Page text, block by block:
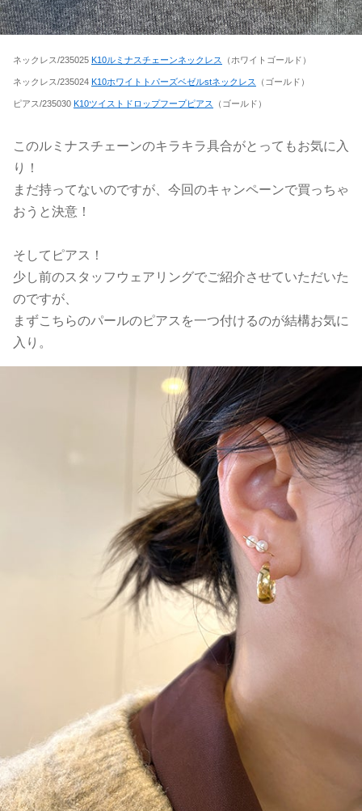
ネックレス/235025 K10ルミナスチェーンネックレス （ホワイトゴールド）
ネックレス/235024 K10ホワイトトパーズベゼルstネックレス （ゴールド）
ピアス/235030 K10ツイストドロップフープピアス （ゴールド）
このルミナスチェーンのキラキラ具合がとってもお気に入
り！
まだ持ってないのですが、今回のキャンペーンで買っちゃ
おうと決意！
そしてピアス！
少し前のスタッフウェアリングでご紹介させていただいた
のですが、
まずこちらのパールのピアスを一つ付けるのが結構お気に
入り。